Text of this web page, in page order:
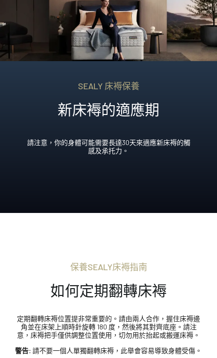
SEALY 床褥保養
新床褥的適應期
請注意，你的身體可能需要長達30天來適應新床褥的觸
感及承托力。
保養SEALY床褥指南
如何定期翻轉床褥
定期翻轉床褥位置提非常重要的。請由兩人合作，握住床褥邊
角並在床架上順時針旋轉 180 度，然後將其對齊底座。請注
意，床褥把手僅供調整位置使用，切勿用於抬起或搬運床褥。
警告: 請不要一個人單獨翻轉床褥，此舉會容易導致身體受傷。